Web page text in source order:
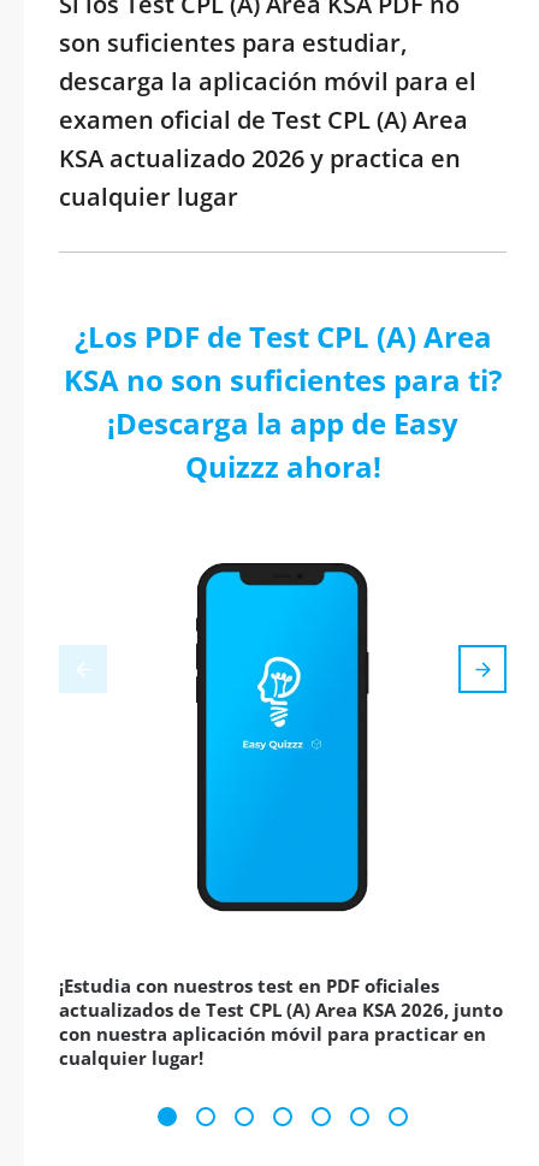
son suficientes para estudiar,
descarga la aplicación móvil para el
examen oficial de Test CPL (A) Area
KSA actualizado 2026 y practica en
cualquier lugar
¿Los PDF de Test CPL (A) Area
KSA no son suficientes para ti?
¡Descarga la app de Easy
Quizzz ahora!
¡Estudia con nuestros test en PDF oficiales
actualizados de Test CPL (A) Area KSA 2026, junto
con nuestra aplicación móvil para practicar en
cualquier lugar!